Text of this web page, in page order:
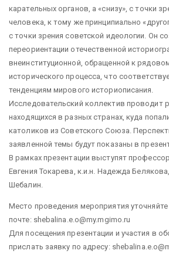
карательных органов, а «снизу», с точки
человека, к тому же принципиально
с точки зрения советской идеологии. Он
переориентации отечественной
внеинституционной, обращенной к
исторического процесса, что
тенденциям мирового историописания.
Исследовательский коллектив проводит
находящихся в разных странах, куда
католиков из Советского Союза.
заявленной темы будут показаны в
В рамках презентации выступят
Евгения Токарева, к.и.н. Надежда
Шебалин.
Место проведения мероприятия уточняйте
почте: shebalina.e.o@my.mgimo.ru
Для посещения презентации и участия в
прислать заявку по адресу: